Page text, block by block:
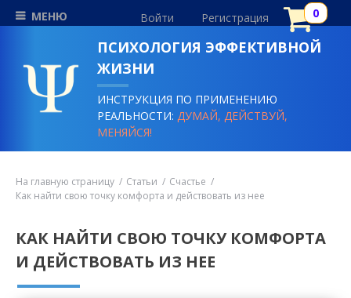
МЕНЮ Войти Регистрация
ПСИХОЛОГИЯ ЭФФЕКТИВНОЙ
ЖИЗНИ
ИНСТРУКЦИЯ ПО ПРИМЕНЕНИЮ
РЕАЛЬНОСТИ:ДУМАЙ, ДЕЙСТВУЙ,
МЕНЯЙСЯ!
На главную страницу Статьи
Счастье
Как найти свою точку комфорта и действовать из нее
КАК НАЙТИ СВОЮ ТОЧКУ КОМФОРТА
И ДЕЙСТВОВАТЬ ИЗ НЕЕ